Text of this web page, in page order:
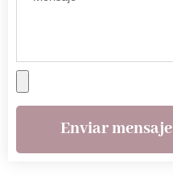
Enviar mensaje